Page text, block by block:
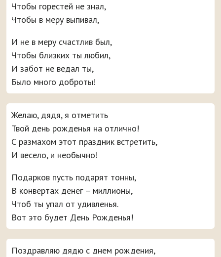
Чтобы горестей не знал,
Чтобы в меру выпивал,
И не в меру счастлив был,
Чтобы близких ты любил,
И забот не ведал ты,
Было много доброты!
Желаю, дядя, я отметить
Твой день рожденья на отлично!
С размахом этот праздник встретить,
И весело, и необычно!
Подарков пусть подарят тонны,
В конвертах денег – миллионы,
Чтоб ты упал от удивленья.
Вот это будет День Рожденья!
Поздравляю дядю с днем рождения,